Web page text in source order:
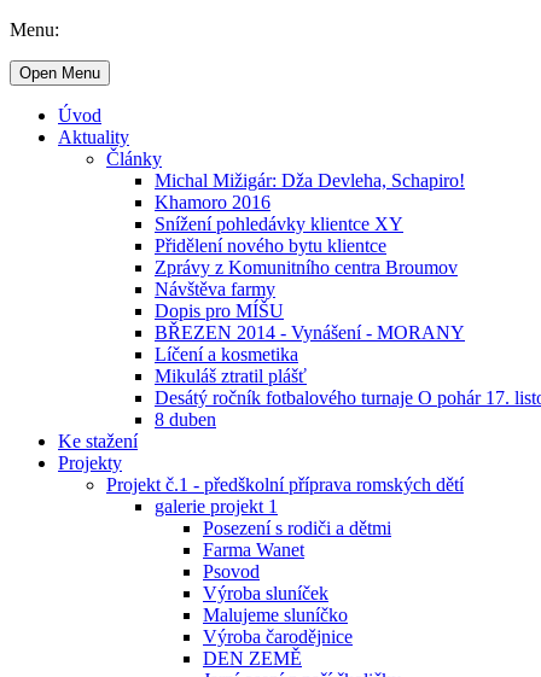
Menu:
Open Menu
Úvod
Aktuality
Články
Michal Mižigár: Dža Devleha, Schapiro!
Khamoro 2016
Snížení pohledávky klientce XY
Přidělení nového bytu klientce
Zprávy z Komunitního centra Broumov
Návštěva farmy
Dopis pro MÍŠU
BŘEZEN 2014 - Vynášení - MORANY
Líčení a kosmetika
Mikuláš ztratil plášť
Desátý ročník fotbalového turnaje O pohár 17.
8 duben
Ke stažení
Projekty
Projekt č.1 - předškolní příprava romských dětí
galerie projekt 1
Posezení s rodiči a dětmi
Farma Wanet
Psovod
Výroba sluníček
Malujeme sluníčko
Výroba čarodějnice
DEN ZEMĚ